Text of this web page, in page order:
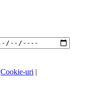
Cookie-uri |